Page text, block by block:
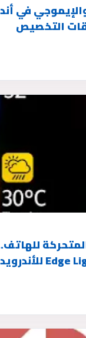
في
التخصيص